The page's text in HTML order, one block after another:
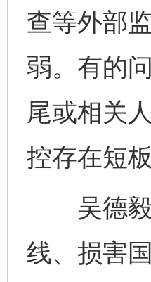
查等外部
弱。有的
尾或相关
控存在短板
吴德毅
线、损害